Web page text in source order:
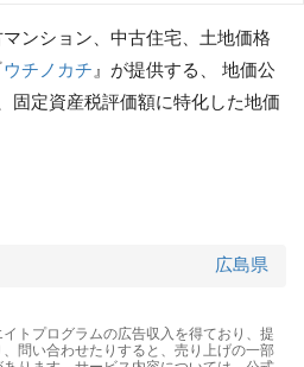
マンション、中古住宅、土地価格
ウチノカチ 』が提供する、 地価公
固定資産税評価額に特化した地価
広島県
トプログラムの広告収入を得ており、提
問い合わせたりすると、売り上げの一部